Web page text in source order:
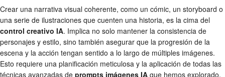
Crear una narrativa visual coherente, como un cómic, un storyboard o
una serie de ilustraciones que cuenten una historia, es la cima del
control creativo IA. Implica no solo mantener la consistencia de
personajes y estilo, sino también asegurar que la progresión de la
escena y la acción tengan sentido a lo largo de múltiples imágenes.
Esto requiere una planificación meticulosa y la aplicación de todas las
técnicas avanzadas de prompts imágenes IA que hemos explorado.